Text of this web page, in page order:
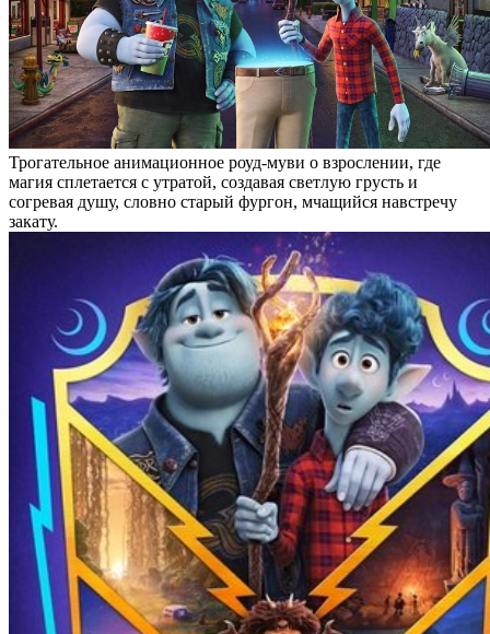
Трогательное анимационное роуд-муви о взрослении, где
магия сплетается с утратой, создавая светлую грусть и
согревая душу, словно старый фургон, мчащийся навстречу
закату.